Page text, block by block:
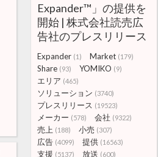
Expander™」の提供を
開始 | 株式会社読売広
告社のプレスリリース
Expander (1) Market (179)
Share (93) YOMIKO (9)
エリア (465)
ソリューション (3740)
プレスリリース (19523)
メーカー (578) 会社 (9322)
売上 (188) 小売 (307)
広告 (4099) 提供 (16563)
支援 (5137) 放送 (600)